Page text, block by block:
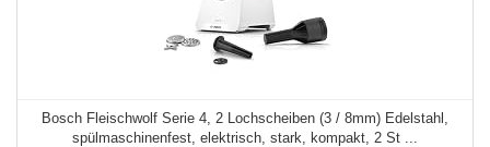
Bosch Fleischwolf Serie 4, 2 Lochscheiben (3 / 8mm) Edelstahl,
spülmaschinenfest, elektrisch, stark, kompakt, 2 St ...